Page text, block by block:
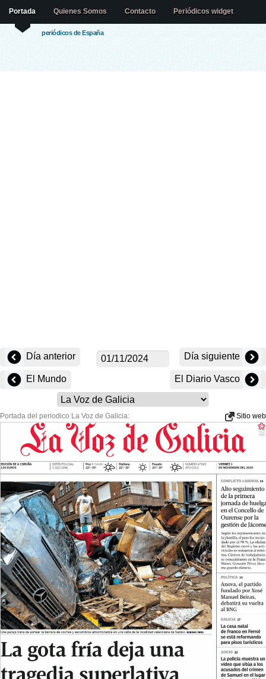
periódicos de España
Portada Quienes Somos Contacto Periódicos widget
Día anterior Día siguiente
El Mundo El Diario Vasco
Portada del periodico La Voz de Galicia: Sitio web